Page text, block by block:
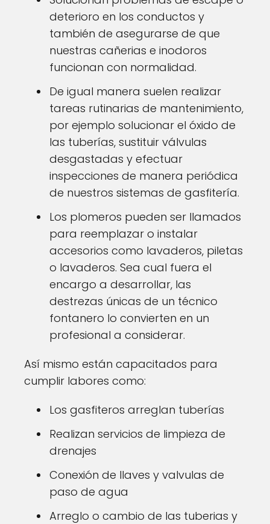
deterioro en los conductos y
también de asegurarse de que
nuestras cañerias e inodoros
funcionan con normalidad.
De igual manera suelen realizar
tareas rutinarias de mantenimiento,
por ejemplo solucionar el óxido de
las tuberías, sustituir válvulas
desgastadas y efectuar
inspecciones de manera periódica
de nuestros sistemas de gasfitería.
Los plomeros pueden ser llamados
para reemplazar o instalar
accesorios como lavaderos, piletas
o lavaderos. Sea cual fuera el
encargo a desarrollar, las
destrezas únicas de un técnico
fontanero lo convierten en un
profesional a considerar.
Así mismo están capacitados para
cumplir labores como:
Los gasfiteros arreglan tuberías
Realizan servicios de limpieza de
drenajes
Conexión de llaves y valvulas de
paso de agua
Arreglo o cambio de las tuberias y